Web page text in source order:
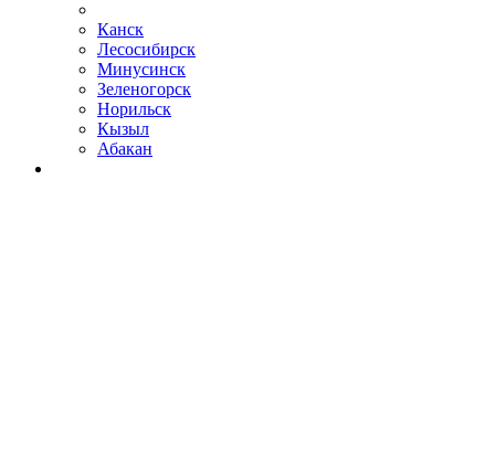
Канск
Лесосибирск
Минусинск
Зеленогорск
Норильск
Кызыл
Абакан